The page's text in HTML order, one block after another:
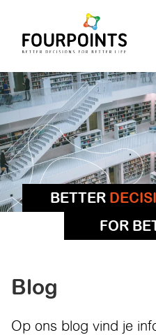
BETTER
FOR
Blog
Op ons blog vind je